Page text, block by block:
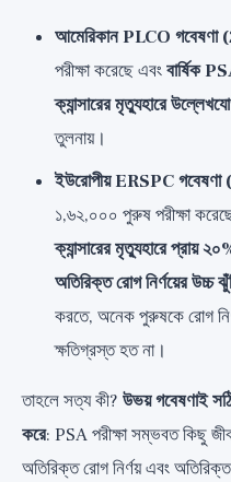
আমেরিকান PLCO
পরীক্ষা করেছে এবংবার্ষিক
ক্যান্সারের মৃত্যুহারে
তুলনায়।
ইউরোপীয় ERSPC
১,৬২,০০০ পুরুষ পরীক্ষা
ক্যান্সারের মৃত্যুহারে প্রায়
অতিরিক্ত রোগ নির্ণয়ের উচ্চ
করতে, অনেক পুরুষকে রোগ
ক্ষতিগ্রস্ত হত না।
তাহলে সত্য কী? উভয় গবেষণাই
করে: PSA পরীক্ষা সম্ভবত কিছু
অতিরিক্ত রোগ নির্ণয় এবং